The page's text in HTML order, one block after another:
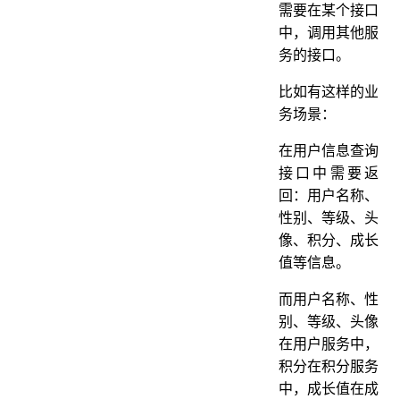
需要在某个接口
中，调用其他服
务的接口。
比如有这样的业
务场景：
在用户信息查询
接口中需要返
回：用户名称、
性别、等级、头
像、积分、成长
值等信息。
而用户名称、性
别、等级、头像
在用户服务中，
积分在积分服务
中，成长值在成